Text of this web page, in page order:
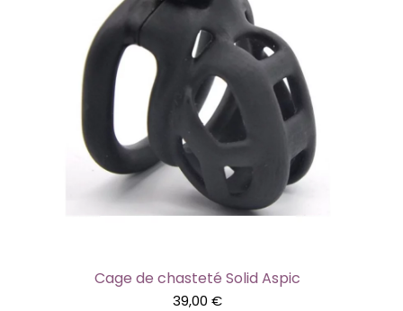
Cage de chasteté Solid Aspic
39,00€